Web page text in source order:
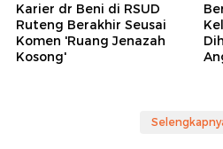
Karier dr Beni di RSUD
Ruteng Berakhir Seusai
Komen 'Ruang Jenazah
Kosong'